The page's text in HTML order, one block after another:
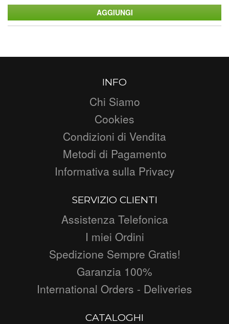
INFO
Chi Siamo
Cookies
Condizioni di Vendita
Metodi di Pagamento
Informativa sulla Privacy
SERVIZIO CLIENTI
Assistenza Telefonica
I miei Ordini
Spedizione Sempre Gratis!
Garanzia 100%
International Orders - Deliveries
CATALOGHI